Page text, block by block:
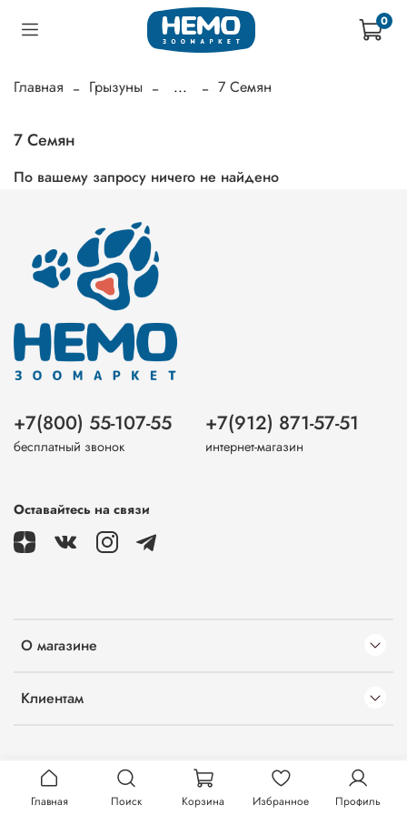
0
Главная Грызуны ... 7 Семян
7 Семян
По вашему запросу ничего не найдено
О магазине
Клиентам
+7(800) 55-107-55
бесплатный звонок
+7(912) 871-57-51
интернет-магазин
Оставайтесь на связи
Главная Поиск Корзина Избранное Профиль